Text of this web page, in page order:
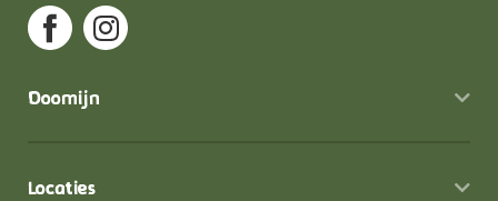
Doomijn
Locaties